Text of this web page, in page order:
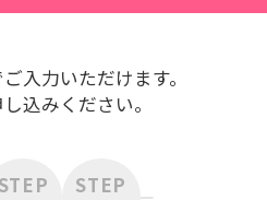
入力いただけます。
込みください。
STEP STEP